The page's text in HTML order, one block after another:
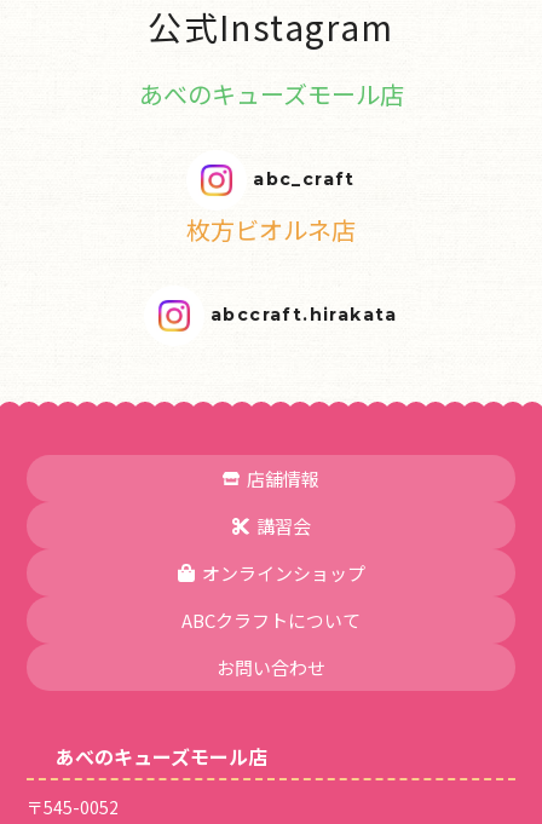
公式Instagram
あべのキューズモール店
abc_craft
枚方ビオルネ店
abccraft.hirakata
店舗情報
講習会
オンラインショップ
ABCクラフトについて
お問い合わせ
あべのキューズモール店
〒545-0052